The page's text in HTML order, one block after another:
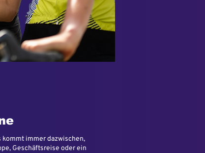
kommt immer dazwischen,
Geschäftsreise oder ein